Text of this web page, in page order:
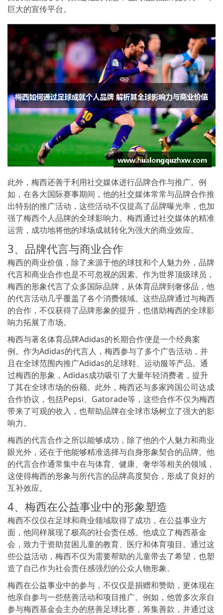
巨大的宣传平台。
此外，梅西还善于利用社交媒体进行品牌合作与推广。例
如，在各大国际赛事期间，他的社交媒体常常与品牌合作推
出特别的推广活动，这些活动不仅提高了品牌曝光率，也加
强了梅西个人品牌的全球影响力。梅西通过社交媒体的精准
运营，成功地将他的球场成就转化为强大的商业效应。
3、品牌代言与商业合作
梅西的商业价值，除了来源于他的球技和个人魅力外，品牌
代言和商业合作也是不可忽视的因素。作为世界顶级球员，
梅西的形象代言了众多国际品牌，从体育品牌到奢侈品，他
的代言活动几乎覆盖了各个消费领域。这些品牌通过与梅西
的合作，不仅获得了品牌形象的提升，也借助梅西的全球影
响力拓展了市场。
梅西与著名体育品牌Adidas的长期合作便是一个经典案
例。作为Adidas的代言人，梅西参与了多个广告活动，并
且在全球范围内推广Adidas的足球鞋、运动服等产品。通
过梅西的形象，Adidas成功吸引了大量年轻消费者，提升
了其在全球市场的份额。此外，梅西还与多家跨国公司达成
合作协议，包括Pepsi、Gatorade等，这些合作不仅为梅西
带来了可观的收入，也帮助品牌在全球市场树立了强大的影
响力。
梅西的代言合作之所以能够成功，除了他的个人魅力和商业
眼光外，还在于他能够精准选择与自身形象契合的品牌。他
的代言合作通常集中在与体育、健康、奢华等相关的领域，
这使得梅西的形象与所代言的品牌高度契合，形成了良好的
互补效应。
4、梅西在公益事业中的形象塑造
梅西不仅仅在足球和商业领域取得了成功，在公益事业方
面，他同样展现了极高的社会责任感。他成立了梅西基金
会，致力于资助贫困儿童的教育、医疗和体育项目。通过这
些公益活动，梅西不仅为需要帮助的儿童带去了希望，也塑
造了自己作为社会责任感强烈的公众人物形象。
梅西在公益事业中的参与，不仅仅是捐赠和赞助，更体现在
他亲自参与一些慈善活动和项目推广。例如，他曾多次亲自
参与梅西基金会主办的慈善足球比赛，筹集善款，并通过这